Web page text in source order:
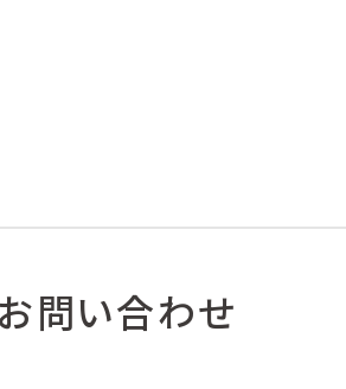
問い合わせ